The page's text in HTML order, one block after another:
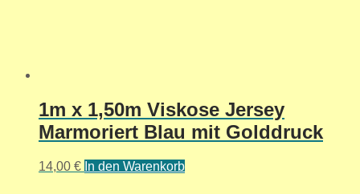
1m x 1,50m Viskose Jersey
Marmoriert Blau mit Golddruck
14,00 € In den Warenkorb